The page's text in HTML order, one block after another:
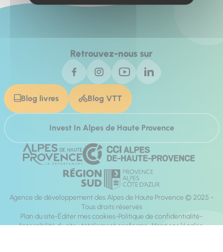
Retrouvez-nous sur
Blog livres Blog VTT
Invest In Alpes de Haute Provence
Agence de développement des Alpes de Haute Provence © 2025 -
Tous droits réservés
Plan du site Éditer mes cookies Politique de confidentialité
Accessibilité du site : totalement conforme Mentions légales